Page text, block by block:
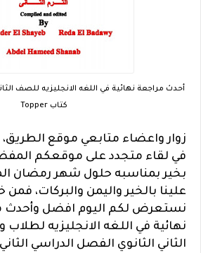
كتاب Topper
زوار واعضاء متابعي موقع الطريق،
في لقاء متجدد على موقعكم
بخير بمناسبه حلول شهر رمضان
علينا بالخير واليمن والبركات، فمن
نستعرض لكم اليوم افضل وأحدث
نهائية في اللغه الانجليزيه
الثاني الثانوي الفصل الدراسي الثاني 2020.